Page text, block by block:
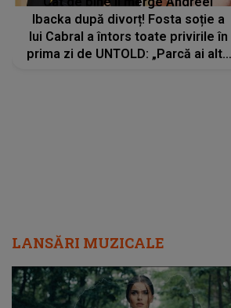
Ibacka după divorț! Fosta soție a
lui Cabral a întors toate privirile în
prima zi de UNTOLD: „Parcă ai altă
LANSĂRI MUZICALE